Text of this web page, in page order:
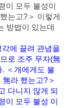
이 모두 불성이
는고?＞ 이렇게
방법이 있는데
에 끌려 관념을
로 조주 무자(無
＜개에게도 불
라 했는고?＞
다니지 않게 되
이 모두 불성 이